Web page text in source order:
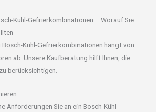
Kühl-Gefrierkombinationen – Worauf Sie
Kühl-Gefrierkombinationen hängt von
ab. Unsere Kaufberatung hilft Ihnen, die
berücksichtigen.
Anforderungen Sie an ein Bosch-Kühl-